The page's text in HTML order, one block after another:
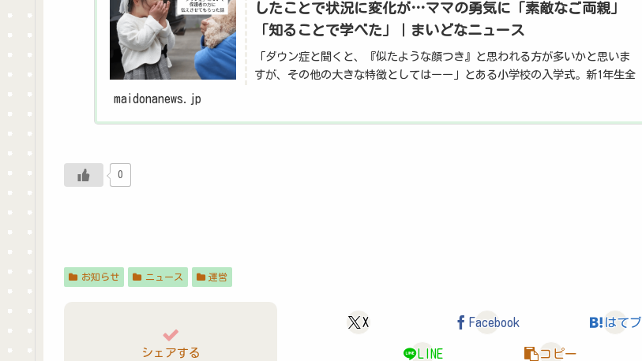
したことで状況に変化が…ママの勇気に「素敵なご両親」
「知ることで学べた」｜まいどなニュース
「ダウン症と聞くと、『似たような顔つき』と思われる方が多いかと思いま
すが、その他の大きな特徴としてはーー」とある小学校の入学式。新1年生全
maidonanews.jp
0
お知らせ ニュース 運営
シェアする
X Facebook はてブ
LINE コピー